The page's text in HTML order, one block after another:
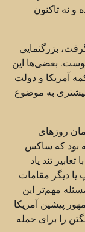
نه تاکنون
بزرگنمایی
بعضی‌ها این
آمریکا و دولت
بیشتری به موضوع
روزهای
بود که ساکس
تند یاد
یا دیگر مقامات
مهم‌تر این
پیشین آمریکا
را برای حمله